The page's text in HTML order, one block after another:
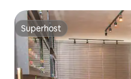
Superhost
Superhost